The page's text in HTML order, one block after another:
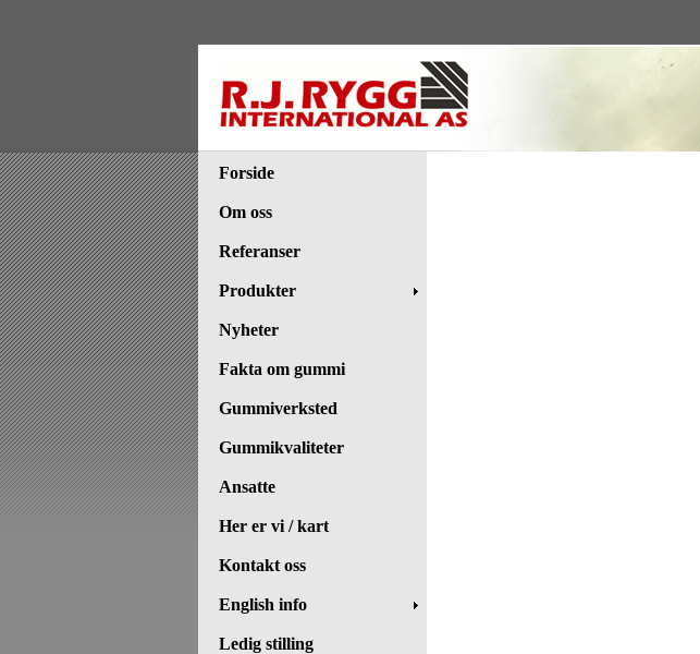
Forside
Om oss
Referanser
Produkter
Nyheter
Fakta om gummi
Gummiverksted
Gummikvaliteter
Ansatte
Her er vi / kart
Kontakt oss
English info
Ledig stilling